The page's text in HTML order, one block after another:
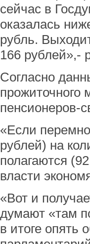
сейчас в
оказалась
рубль.
166 рублей»,-
Согласно
пенсионеров-
«Если
рублей) на
полагаются
власти
«Вот и
думают «там
в итоге опять